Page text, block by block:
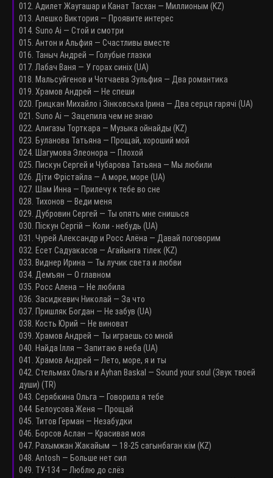
012. Адилет Жаугашар и Канат Тасхан — Миллионым (KZ)
013. Алешко Виктория — Проявите интерес
014. Suno Ai — Стой и смотри
015. Антон и Альфия — Счастливы вместе
016. Таныч Андрей — Голубые глазки
017. Лабач Ваня — У горах синіх (UA)
018. Мальсуйгенов и Чотчаева Зульфия — Два романтика
019. Храмов Андрей — Не спеши
020. Грицкан Михайло і Зінковська Ірина — Два серця гарячі (UA)
021. Suno Ai — Зацепила чем не знаю
022. Алигазы Торткара — Музыка ойнайды (KZ)
023. Буланова Татьяна — Прощай, хороший мой
024. Шагумова Элеонора — Плохой
025. Пискун Сергей и Чубарова Татьяна — Мы любили
026. Діти Фрістайла — А море, море (UA)
027. Шам Инна — Прилечу к тебе во сне
028. Тихонов — Веди меня
029. Дубровин Сергей — Ты опять мне снишься
030. Піскун Сергій — Коли - небудь (UA)
031. Чурей Александр и Росс Алёна — Давай поговорим
032. Есет Садуакасов — Агайынга тілек (KZ)
033. Виднер Ирина — Ты лучик света и любви
034. Демъян — О главном
035. Росс Алена — Не любила
036. Засидкевич Николай — За что
037. Пришляк Богдан — Не забув (UA)
038. Кость Юрий — Не виноват
039. Храмов Андрей — Ты играешь со мной
040. Найда Ілля — Запитаю в неба (UA)
041. Храмов Андрей — Лето, море, я и ты
042. Стельмах Ольга и Ayhan Baskal — Sound your soul (Звук твоей
души) (TR)
043. Серябкина Ольга — Говорила я тебе
044. Белоусова Женя — Прощай
045. Титов Герман — Незабудки
046. Борсов Аслан — Красивая моя
047. Рахымжан Жакайым — 18-25 сагынбаган кім (KZ)
048. Antosh — Больше нет сил
049. ТУ-134 — Люблю до слёз